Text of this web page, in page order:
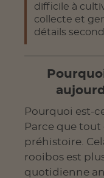
difficile à
collecte et
détails
Pourquoi est-
Parce que tout
préhistoire.
rooibos est
quotidienne